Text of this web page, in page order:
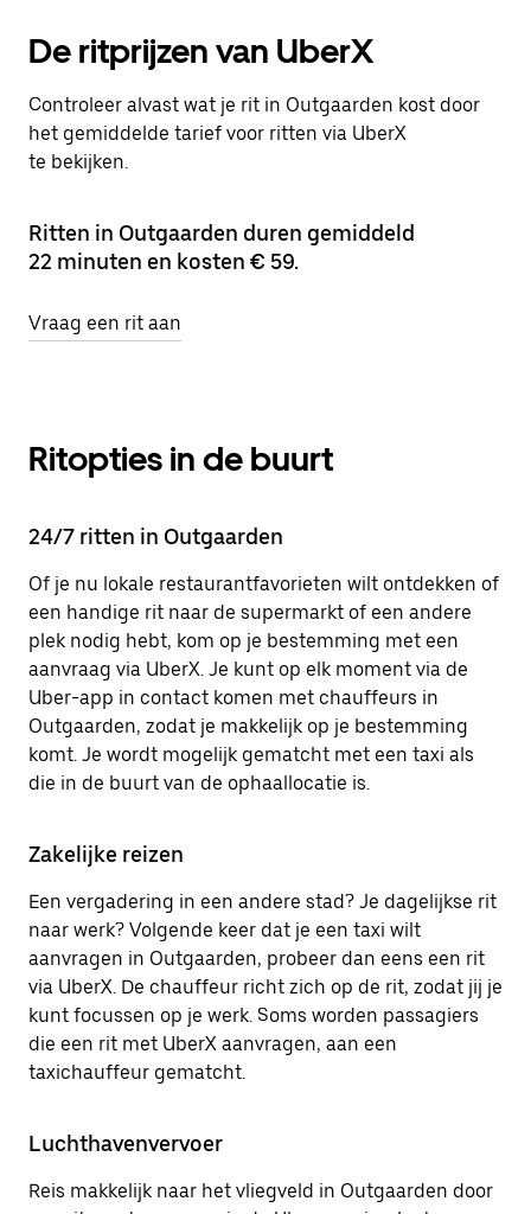
De ritprijzen van UberX
Controleer alvast wat je rit in Outgaarden kost door
het gemiddelde tarief voor ritten via UberX
te bekijken.
Ritten in Outgaarden duren gemiddeld
22 minuten en kosten € 59.
Vraag een rit aan
Ritopties in de buurt
24/7 ritten in Outgaarden
Of je nu lokale restaurantfavorieten wilt ontdekken of
een handige rit naar de supermarkt of een andere
plek nodig hebt, kom op je bestemming met een
aanvraag via UberX. Je kunt op elk moment via de
Uber-app in contact komen met chauffeurs in
Outgaarden, zodat je makkelijk op je bestemming
komt. Je wordt mogelijk gematcht met een taxi als
die in de buurt van de ophaallocatie is.
Zakelijke reizen
Een vergadering in een andere stad? Je dagelijkse rit
naar werk? Volgende keer dat je een taxi wilt
aanvragen in Outgaarden, probeer dan eens een rit
via UberX. De chauffeur richt zich op de rit, zodat jij je
kunt focussen op je werk. Soms worden passagiers
die een rit met UberX aanvragen, aan een
taxichauffeur gematcht.
Luchthavenvervoer
Reis makkelijk naar het vliegveld in Outgaarden door